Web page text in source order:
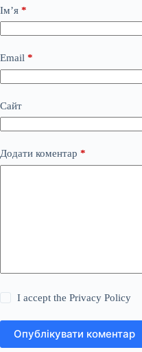
Ім’я *
Email *
Сайт
Додати коментар *
I accept thePrivacy Policy
Опублікувати коментар